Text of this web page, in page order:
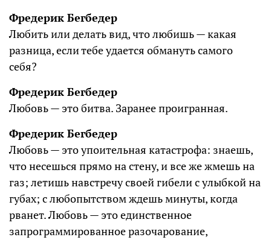
Фредерик Бегбедер
Любить или делать вид, что любишь — какая
разница, если тебе удается обмануть самого
себя?
Фредерик Бегбедер
Любовь — это битва. Заранее проигранная.
Фредерик Бегбедер
Любовь — это упоительная катастрофа: знаешь,
что несешься прямо на стену, и все же жмешь на
газ; летишь навстречу своей гибели с улыбкой на
губах; с любопытством ждешь минуты, когда
рванет. Любовь — это единственное
запрограммированное разочарование,